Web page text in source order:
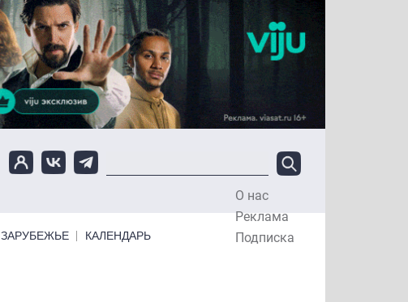
О нас
Реклама
Подписка
ЗАРУБЕЖЬЕ КАЛЕНДАРЬ